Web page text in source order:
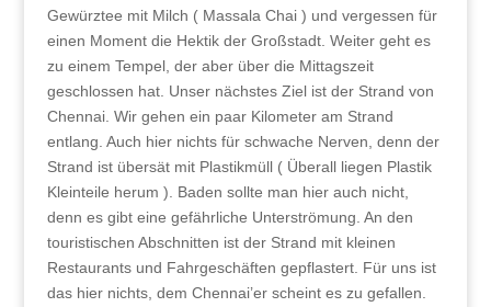
Gewürztee mit Milch ( Massala Chai ) und vergessen für
einen Moment die Hektik der Großstadt. Weiter geht es
zu einem Tempel, der aber über die Mittagszeit
geschlossen hat. Unser nächstes Ziel ist der Strand von
Chennai. Wir gehen ein paar Kilometer am Strand
entlang. Auch hier nichts für schwache Nerven, denn der
Strand ist übersät mit Plastikmüll ( Überall liegen Plastik
Kleinteile herum ). Baden sollte man hier auch nicht,
denn es gibt eine gefährliche Unterströmung. An den
touristischen Abschnitten ist der Strand mit kleinen
Restaurants und Fahrgeschäften gepflastert. Für uns ist
das hier nichts, dem Chennai’er scheint es zu gefallen.